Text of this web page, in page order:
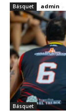
Básquet admin -
Básquet